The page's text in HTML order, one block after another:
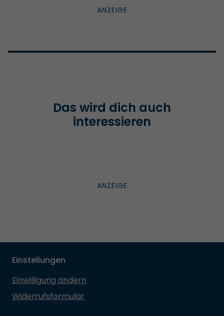
Das wird dich auch
interessieren
Einstellungen
Einwilligung ändern
Widerrufsformular